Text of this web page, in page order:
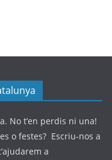
No t’en perdis ni una!
o festes? Escriu-nos a
a